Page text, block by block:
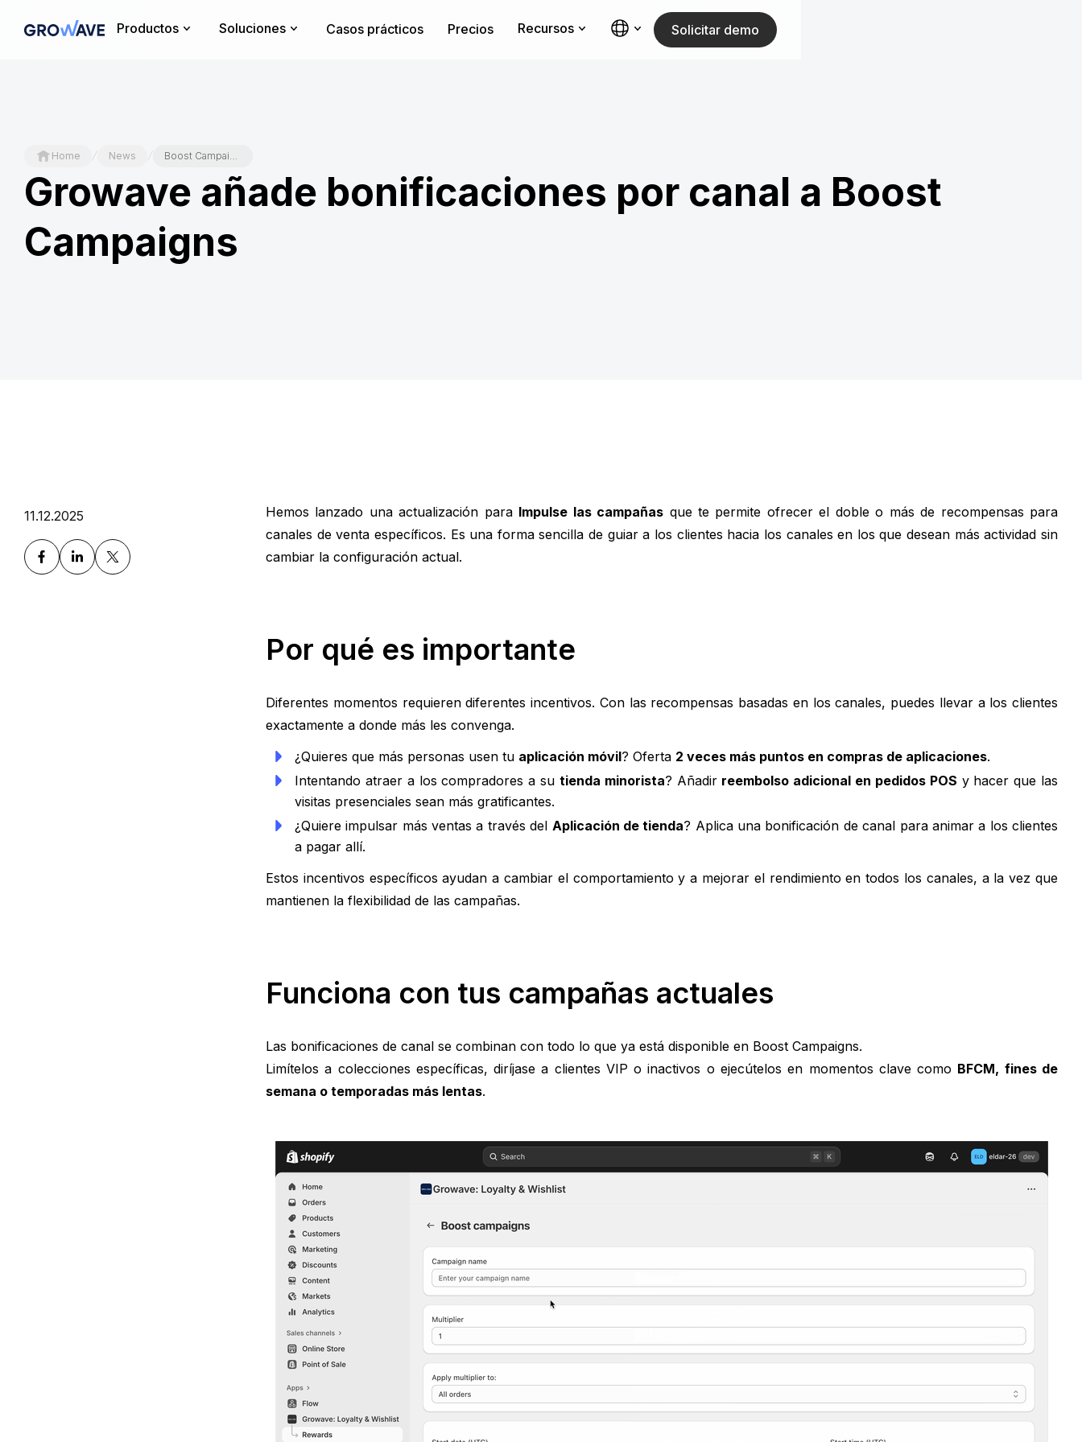
Productos Soluciones Casos prácticos Precios Recursos Solicitar demo
Home / News / Boost Campaign - Channels
Growave añade bonificaciones por canal a Boost
Campaigns
11.12.2025 Hemos lanzado una actualización para Impulse las campañas que te permite ofrecer el doble o más de recompensas para
canales de venta específicos. Es una forma sencilla de guiar a los clientes hacia los canales en los que desean más actividad sin
cambiar la configuración actual.
Por qué es importante
Diferentes momentos requieren diferentes incentivos. Con las recompensas basadas en los canales, puedes llevar a los clientes
exactamente a donde más les convenga.
¿Quieres que más personas usen tu aplicación móvil? Oferta 2 veces más puntos en compras de aplicaciones.
Intentando atraer a los compradores a su tienda minorista? Añadir reembolso adicional en pedidos POS y hacer que las
visitas presenciales sean más gratificantes.
¿Quiere impulsar más ventas a través del Aplicación de tienda? Aplica una bonificación de canal para animar a los clientes
a pagar allí.
Estos incentivos específicos ayudan a cambiar el comportamiento y a mejorar el rendimiento en todos los canales, a la vez que
mantienen la flexibilidad de las campañas.
Funciona con tus campañas actuales
Las bonificaciones de canal se combinan con todo lo que ya está disponible en Boost Campaigns.
Limítelos a colecciones específicas, diríjase a clientes VIP o inactivos o ejecútelos en momentos clave como BFCM, fines de
semana o temporadas más lentas.